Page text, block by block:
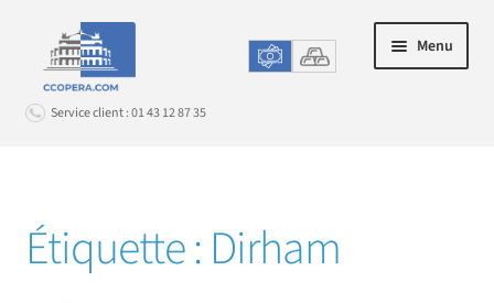
navigation
contenu
Service client : 01 43 12 87 35
Menu
ACHAT EN LIGNE
Étiquette : Dirham